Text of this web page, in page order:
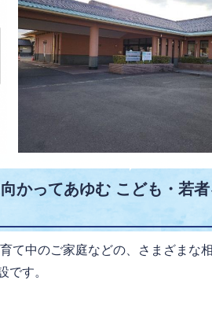
かってあゆむ こども・若
て中のご家庭などの、さまざまな
です。